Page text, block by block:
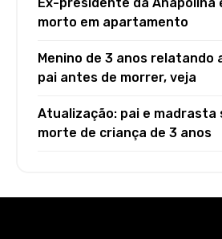
morto em apartamento
Menino de 3 anos relatando
pai antes de morrer, veja
Atualização: pai e madrasta
morte de criança de 3 anos